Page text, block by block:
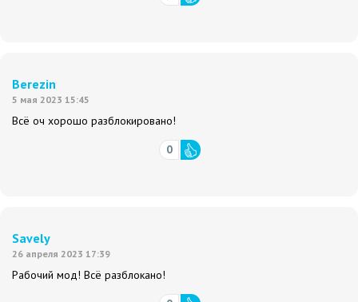
Berezin
5 мая 2023 15:45
Всё оч хорошо разблокировано!
0
Savely
26 апреля 2023 17:39
Рабочий мод! Всё разблокано!